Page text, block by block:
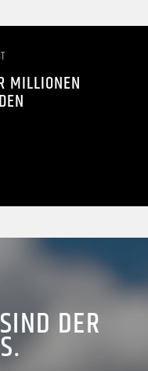
MILLIONEN
DER